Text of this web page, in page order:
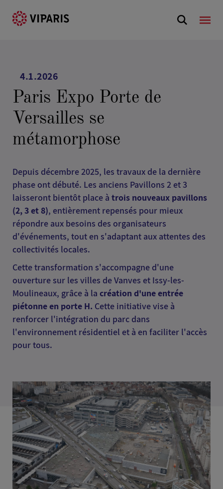
4.1.2026
Paris Expo Porte de
Versailles se
métamorphose
Depuis décembre 2025, les travaux de la dernière
phase ont débuté. Les anciens Pavillons 2 et 3
laisseront bientôt place à trois nouveaux pavillons
(2, 3 et 8), entièrement repensés pour mieux
répondre aux besoins des organisateurs
d'événements, tout en s'adaptant aux attentes des
collectivités locales.
Cette transformation s'accompagne d'une
ouverture sur les villes de Vanves et Issy-les-
Moulineaux, grâce à la création d'une entrée
piétonne en porte H. Cette initiative vise à
renforcer l'intégration du parc dans
l'environnement résidentiel et à en faciliter l'accès
pour tous.